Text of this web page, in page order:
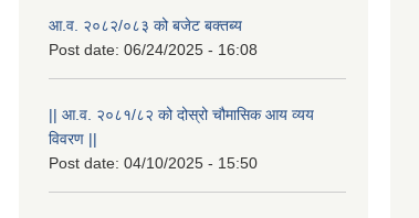
आ.व. २०८२/०८३ को बजेट बक्तब्य
Post date: 06/24/2025 - 16:08
|| आ.व. २०८१/८२ को दोस्रो चौमासिक आय व्यय
विवरण ||
Post date: 04/10/2025 - 15:50